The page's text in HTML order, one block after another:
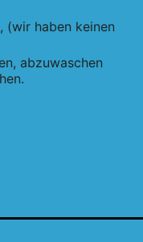
(wir haben keinen
abzuwaschen